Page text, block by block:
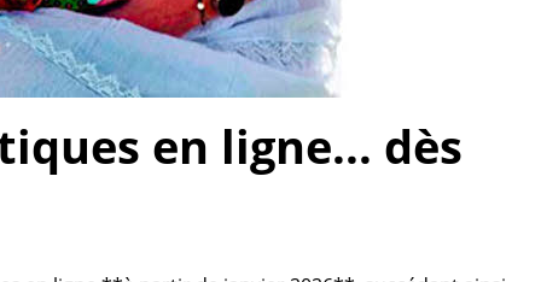
en ligne... dès